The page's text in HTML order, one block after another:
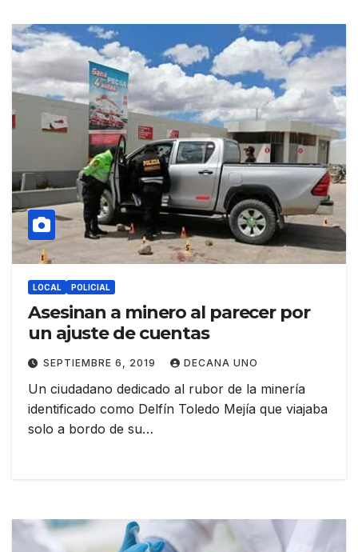
LOCAL POLICIAL
Asesinan a minero al parecer por
un ajuste de cuentas
SEPTIEMBRE 6, 2019 DECANA UNO
Un ciudadano dedicado al rubor de la minería
identificado como Delfín Toledo Mejía que viajaba
solo a bordo de su…